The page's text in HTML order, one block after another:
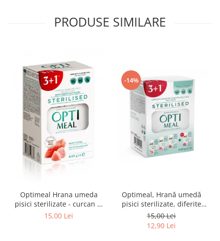
PRODUSE SIMILARE
Optimeal Hrana umeda
pisici sterilizate - curcan si
pui in sos, set 3+1,
15,00 Lei
-14%
Optimeal, Hrană umedă
pisici sterilizate, diferite
arome, (3+1), 0.34kg
15,00 Lei
12,90 Lei